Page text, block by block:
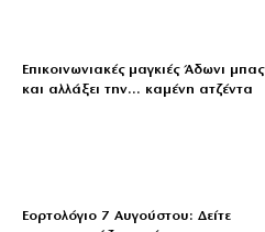
Επικοινωνιακές μαγκιές Άδωνι μπας
και αλλάξει την… καμένη ατζέντα
Εορτολόγιο 7 Αυγούστου: Δείτε